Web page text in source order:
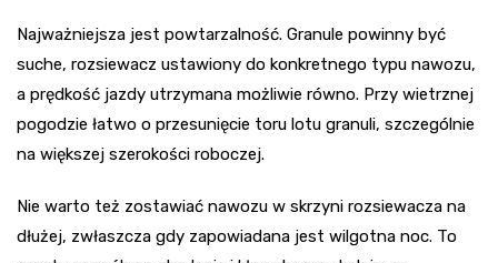
Najważniejsza jest powtarzalność. Granule powinny być
suche, rozsiewacz ustawiony do konkretnego typu nawozu,
a prędkość jazdy utrzymana możliwie równo. Przy wietrznej
pogodzie łatwo o przesunięcie toru lotu granuli, szczególnie
na większej szerokości roboczej.
Nie warto też zostawiać nawozu w skrzyni rozsiewacza na
dłużej, zwłaszcza gdy zapowiadana jest wilgotna noc. To